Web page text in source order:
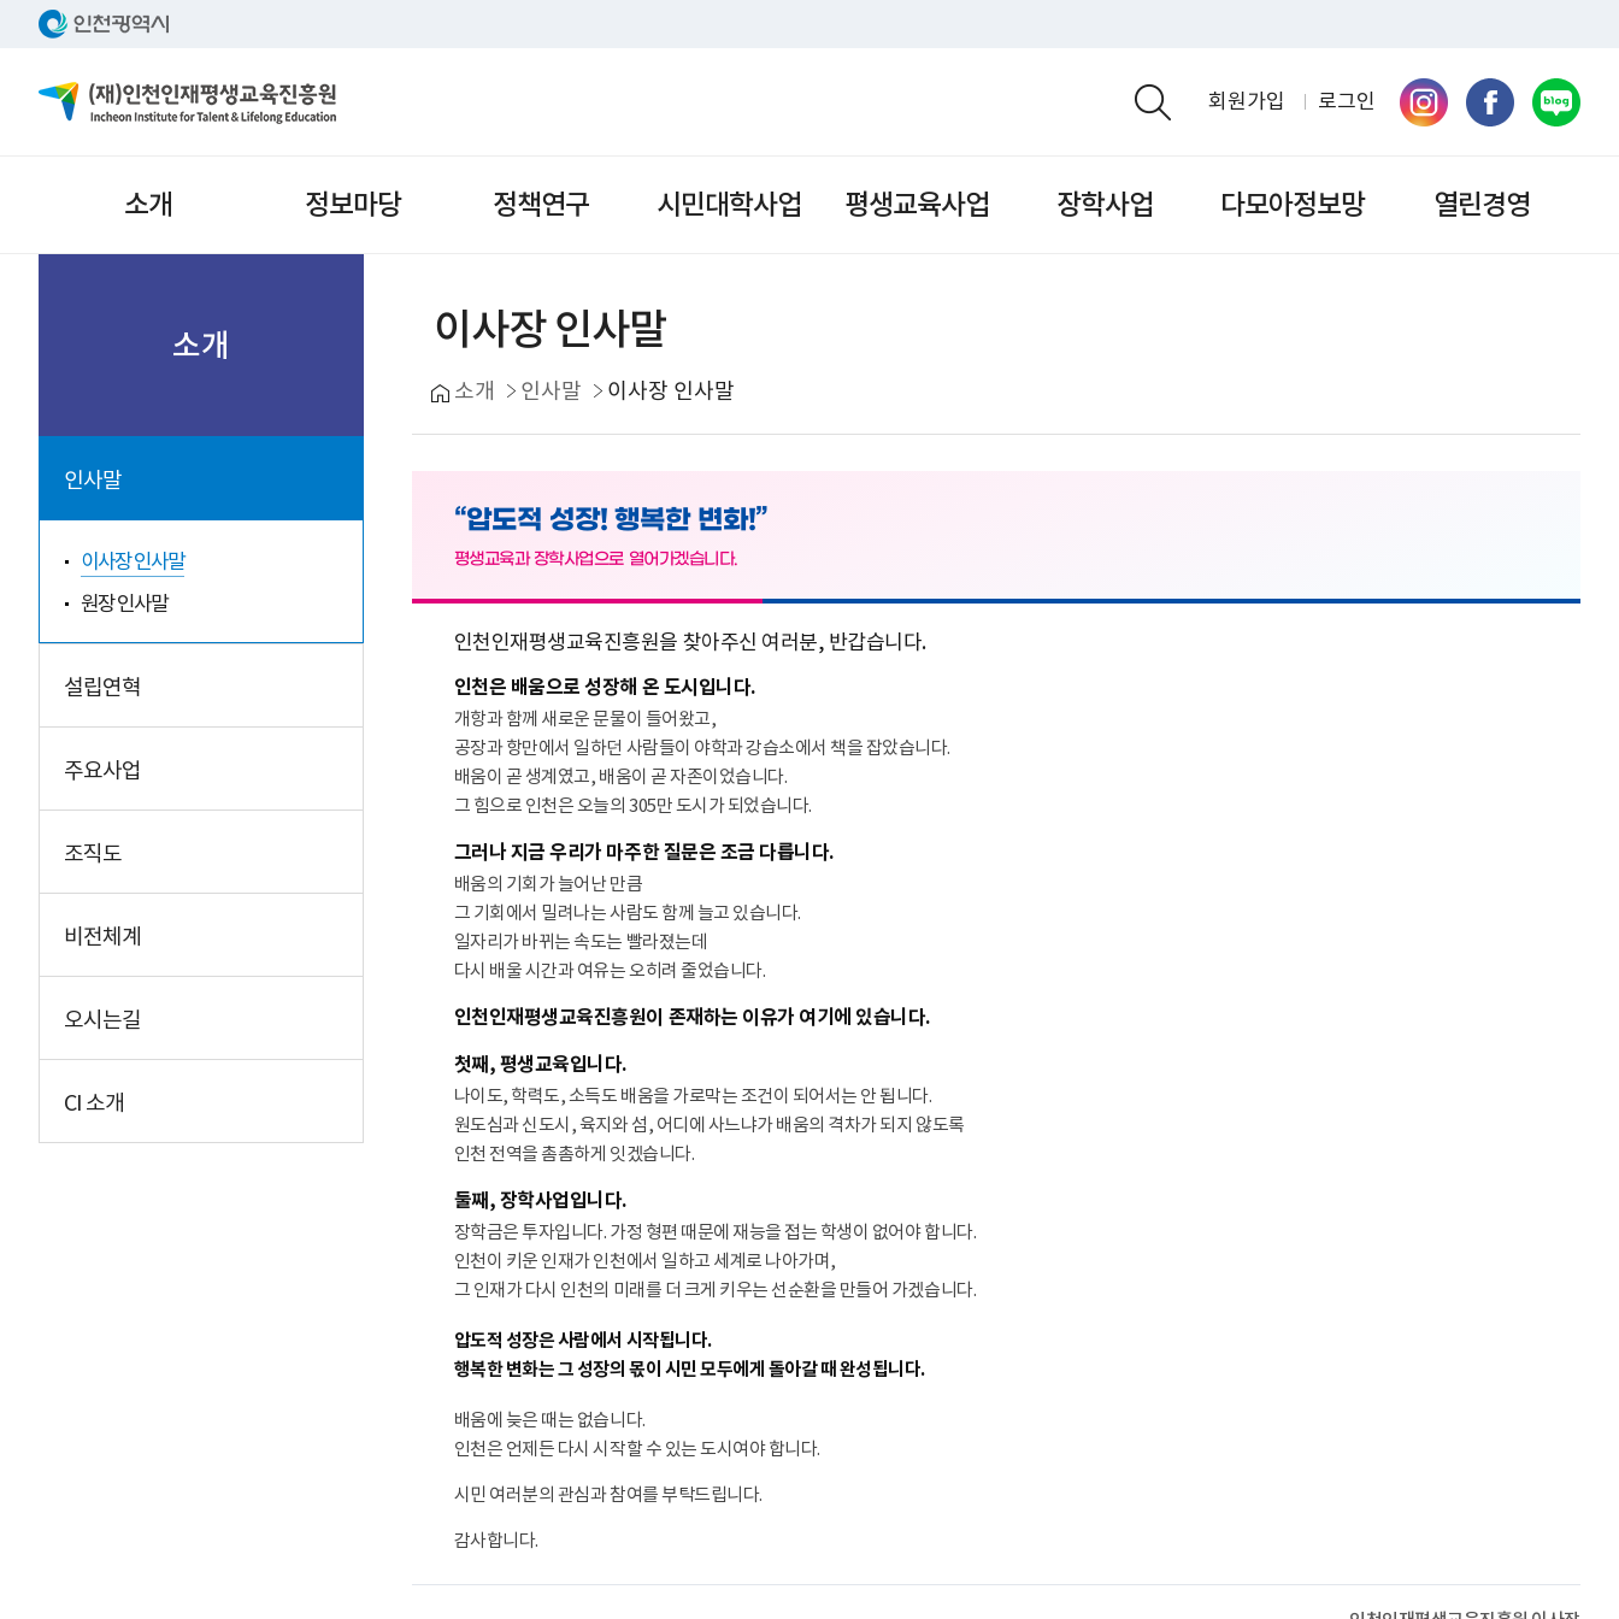
회원가입 로그인
소개 정보마당 정책연구 시민대학사업 평생교육사업 장학사업 다모아정보망 열린경영
소개
인사말
이사장 인사말
원장 인사말
설립연혁
주요사업
조직도
비전체계
오시는길
CI 소개
이사장 인사말
소개 인사말 이사장 인사말
“압도적 성장! 행복한 변화!”
평생교육과 장학사업으로 열어가겠습니다.
인천인재평생교육진흥원을 찾아주신 여러분, 반갑습니다.
인천은 배움으로 성장해 온 도시입니다.
개항과 함께 새로운 문물이 들어왔고,
공장과 항만에서 일하던 사람들이 야학과 강습소에서 책을 잡았습니다.
배움이 곧 생계였고, 배움이 곧 자존이었습니다.
그 힘으로 인천은 오늘의 305만 도시가 되었습니다.
그러나 지금 우리가 마주한 질문은 조금 다릅니다.
배움의 기회가 늘어난 만큼
그 기회에서 밀려나는 사람도 함께 늘고 있습니다.
일자리가 바뀌는 속도는 빨라졌는데
다시 배울 시간과 여유는 오히려 줄었습니다.
인천인재평생교육진흥원이 존재하는 이유가 여기에 있습니다.
첫째, 평생교육입니다.
나이도, 학력도, 소득도 배움을 가로막는 조건이 되어서는 안 됩니다.
원도심과 신도시, 육지와 섬, 어디에 사느냐가 배움의 격차가 되지 않도록
인천 전역을 촘촘하게 잇겠습니다.
둘째, 장학사업입니다.
장학금은 투자입니다. 가정 형편 때문에 재능을 접는 학생이 없어야 합니다.
인천이 키운 인재가 인천에서 일하고 세계로 나아가며,
그 인재가 다시 인천의 미래를 더 크게 키우는 선순환을 만들어 가겠습니다.
압도적 성장은 사람에서 시작됩니다.
행복한 변화는 그 성장의 몫이 시민 모두에게 돌아갈 때 완성됩니다.
배움에 늦은 때는 없습니다.
인천은 언제든 다시 시작할 수 있는 도시여야 합니다.
시민 여러분의 관심과 참여를 부탁드립니다.
감사합니다.